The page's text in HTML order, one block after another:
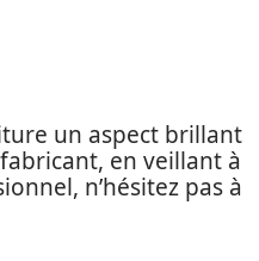
un aspect brillant
en veillant à
n’hésitez pas à